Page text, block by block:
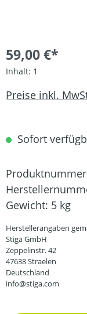
59,00 €*
Inhalt: 1
Preise inkl.
Sofort
Gewicht: 5 kg
Herstellerangaben
Stiga GmbH
Zeppelinstr. 42
47638 Straelen
Deutschland
info@stiga.com